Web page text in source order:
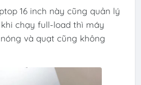
16 inch này cũng quản lý
chạy full-load thì máy
và quạt cũng không